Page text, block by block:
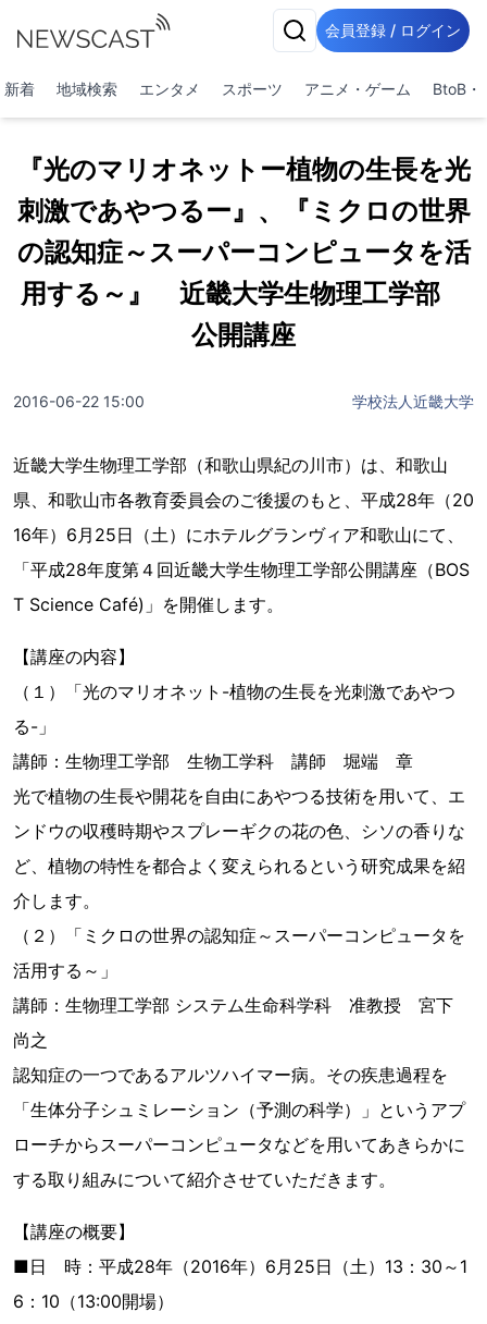
会員登録 / ログイン
新着 地域検索 エンタメ スポーツ アニメ・ゲーム BtoB・
『光のマリオネットー植物の生長を光
刺激であやつるー』、『ミクロの世界
の認知症～スーパーコンピュータを活
用する～』 近畿大学生物理工学部
公開講座
2016-06-22 15:00 学校法人近畿大学
近畿大学生物理工学部（和歌山県紀の川市）は、和歌山
県、和歌山市各教育委員会のご後援のもと、平成28年（20
16年）6月25日（土）にホテルグランヴィア和歌山にて、
「平成28年度第４回近畿大学生物理工学部公開講座（BOS
T Science Café)」を開催します。
【講座の内容】
（１）「光のマリオネット-植物の生長を光刺激であやつ
る-」
講師：生物理工学部 生物工学科 講師 堀端 章
光で植物の生長や開花を自由にあやつる技術を用いて、エ
ンドウの収穫時期やスプレーギクの花の色、シソの香りな
ど、植物の特性を都合よく変えられるという研究成果を紹
介します。
（２）「ミクロの世界の認知症～スーパーコンピュータを
活用する～」
講師：生物理工学部 システム生命科学科 准教授 宮下
尚之
認知症の一つであるアルツハイマー病。その疾患過程を
「生体分子シュミレーション（予測の科学）」というアプ
ローチからスーパーコンピュータなどを用いてあきらかに
する取り組みについて紹介させていただきます。
【講座の概要】
■日 時：平成28年（2016年）6月25日（土）13：30～1
6：10（13:00開場）